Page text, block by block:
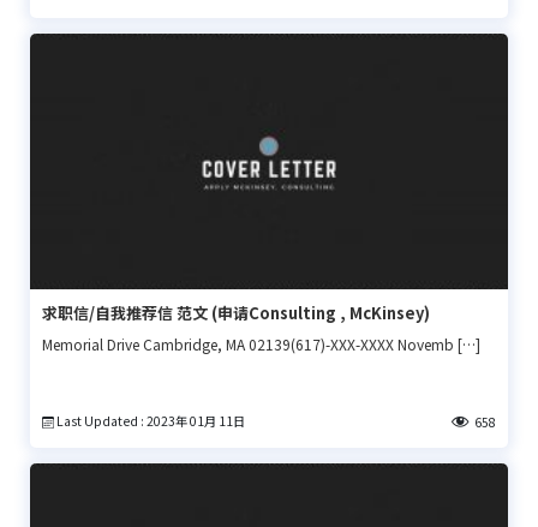
求职信/自我推荐信 范文 (申请Consulting , McKinsey)
Memorial Drive Cambridge, MA 02139(617)-XXX-XXXX Novemb […]
Last Updated : 2023年 01月 11日 658